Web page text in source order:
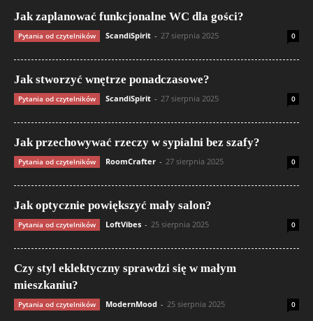
Jak zaplanować funkcjonalne WC dla gości?
Pytania od czytelników ScandiSpirit - 27 sierpnia 2025 0
Jak stworzyć wnętrze ponadczasowe?
Pytania od czytelników ScandiSpirit - 27 sierpnia 2025 0
Jak przechowywać rzeczy w sypialni bez szafy?
Pytania od czytelników RoomCrafter - 27 sierpnia 2025 0
Jak optycznie powiększyć mały salon?
Pytania od czytelników LoftVibes - 25 sierpnia 2025 0
Czy styl eklektyczny sprawdzi się w małym
mieszkaniu?
Pytania od czytelników ModernMood - 25 sierpnia 2025 0